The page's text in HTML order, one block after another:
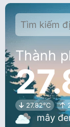
Thành
27.82°C
mây